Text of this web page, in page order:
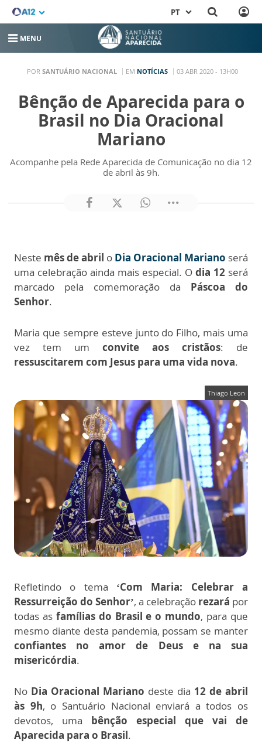
PT
MENU
POR SANTUÁRIO NACIONAL EM NOTÍCIAS 03 ABR 2020 - 13H00
Bênção de Aparecida para o
Brasil no Dia Oracional
Mariano
Acompanhe pela Rede Aparecida de Comunicação no dia 12
de abril às 9h.
Neste mês de abril o Dia Oracional Mariano será
uma celebração ainda mais especial. O dia 12 será
marcado pela comemoração da Páscoa do
Senhor.
Maria que sempre esteve junto do Filho, mais uma
vez tem um convite aos cristãos: de
ressuscitarem com Jesus para uma vida nova.
Thiago Leon
Refletindo o tema ‘Com Maria: Celebrar a
Ressurreição do Senhor’, a celebração rezará por
todas as famílias do Brasil e o mundo, para que
mesmo diante desta pandemia, possam se manter
confiantes no amor de Deus e na sua
misericórdia.
No Dia Oracional Mariano deste dia 12 de abril
às 9h, o Santuário Nacional enviará a todos os
devotos, uma bênção especial que vai de
Aparecida para o Brasil.